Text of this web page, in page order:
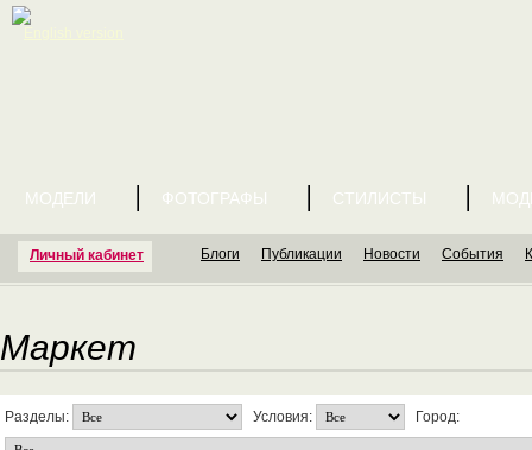
Личный кабинет
МОДЕЛИ ФОТОГРАФЫ СТИЛИСТЫ
Блоги Публикации Новости События
Маркет
Разделы: Условия: Город: